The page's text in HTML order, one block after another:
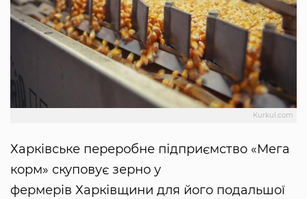
Kurkul.com
Харківське переробне підприємство «Мега
корм» скуповує зерно у
фермерів Харківщини для його подальшої